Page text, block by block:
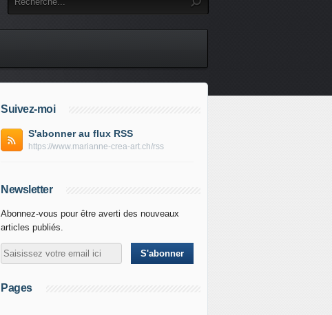
Suivez-moi
S'abonner au flux RSS
https://www.marianne-crea-art.ch/rss
Newsletter
Abonnez-vous pour être averti des nouveaux
articles publiés.
Pages